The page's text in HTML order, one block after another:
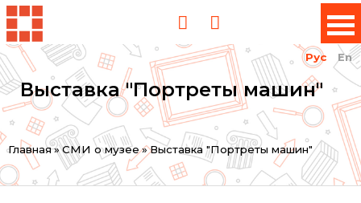
Рус En
Выставка "Портреты машин"
Вы
здесь
Главная»СМИ о музее »Выставка "Портреты машин"